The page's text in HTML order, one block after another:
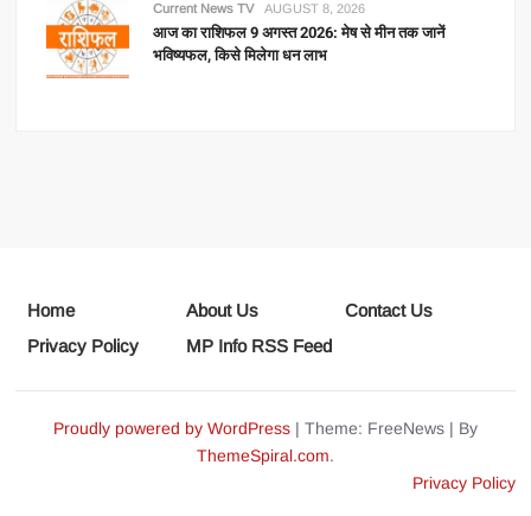
Current News TV AUGUST 8, 2026
आज का राशिफल 9 अगस्त 2026: मेष से मीन तक जानें
भविष्यफल, किसे मिलेगा धन लाभ
Home About Us
Contact Us
Privacy Policy
MP Info RSS Feed
Proudly powered by WordPress | Theme: FreeNews | By
ThemeSpiral.com.
Privacy Policy